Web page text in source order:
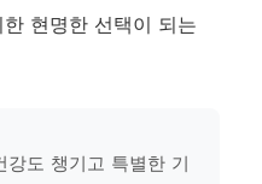
현명한 선택이 되는
도 챙기고 특별한 기